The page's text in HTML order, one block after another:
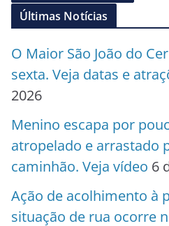
Últimas Notícias
O Maior São João do
sexta. Veja datas e
2026
Menino escapa por
atropelado e arrastado
caminhão. Veja vídeo 6
Ação de acolhimento à
situação de rua ocorre